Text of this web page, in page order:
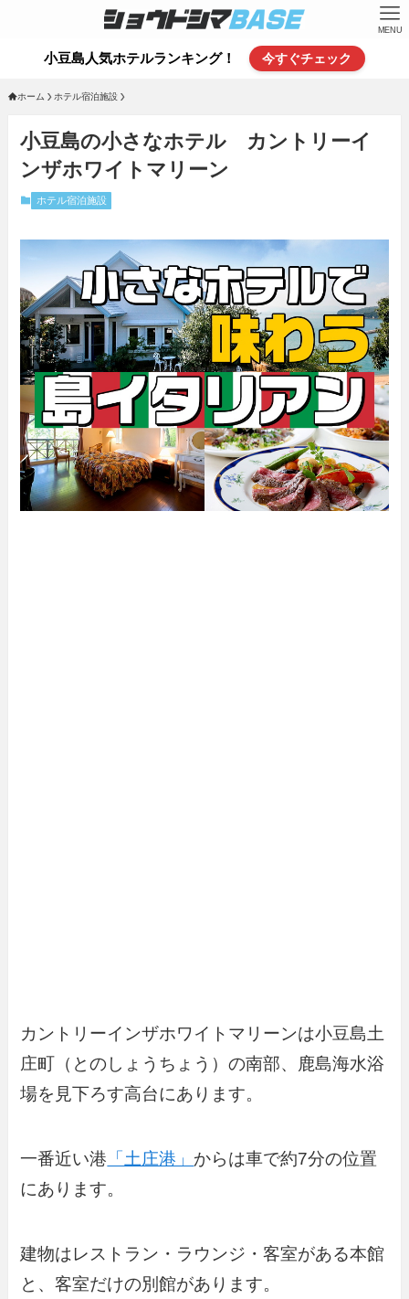
MENU
小豆島人気ホテルランキング！ 今すぐチェック
ホーム ホテル宿泊施設
小豆島の小さなホテル カントリーイ
ンザホワイトマリーン
ホテル宿泊施設
カントリーインザホワイトマリーンは小豆島土
庄町（とのしょうちょう）の南部、鹿島海水浴
場を見下ろす高台にあります。
一番近い港 「土庄港」 からは車で約7分の位置
にあります。
建物はレストラン・ラウンジ・客室がある本館
と、客室だけの別館があります。